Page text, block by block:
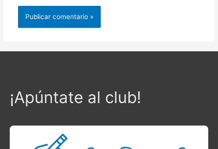
¡Apúntate al club!